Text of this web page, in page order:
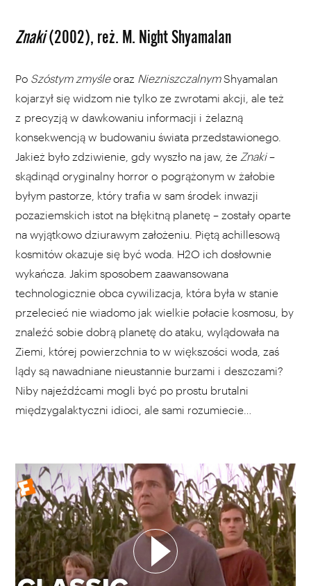
Znaki(2002), reż. M. Night Shyamalan
Po Szóstym zmyśleoraz NiezniszczalnymShyamalan
kojarzył się widzom nie tylko ze zwrotami akcji, ale też
z precyzją w dawkowaniu informacji i żelazną
konsekwencją w budowaniu świata przedstawionego.
Jakież było zdziwienie, gdy wyszło na jaw, że Znaki–
skądinąd oryginalny horror o pogrążonym w żałobie
byłym pastorze, który trafia w sam środek inwazji
pozaziemskich istot na błękitną planetę – zostały oparte
na wyjątkowo dziurawym założeniu. Piętą achillesową
kosmitów okazuje się być woda. H2O ich dosłownie
wykańcza. Jakim sposobem zaawansowana
technologicznie obca cywilizacja, która była w stanie
przelecieć nie wiadomo jak wielkie połacie kosmosu, by
znaleźć sobie dobrą planetę do ataku, wylądowała na
Ziemi, której powierzchnia to w większości woda, zaś
lądy są nawadniane nieustannie burzami i deszczami?
Niby najeźdźcami mogli być po prostu brutalni
międzygalaktyczni idioci, ale sami rozumiecie…
WYBIERZ SWOJĄ PLAYLISTĘ